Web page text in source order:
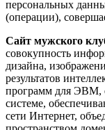
персональных
(операции),
Сайт мужского
совокупность
дизайна,
результатов
программ для ЭВМ,
системе,
сети Интернет,